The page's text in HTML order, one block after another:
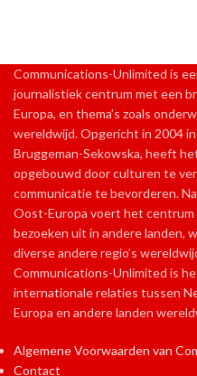
Communications-Unlimited is
journalistiek centrum met een
Europa, en thema’s zoals
wereldwijd. Opgericht in 2004
Bruggeman-Sekowska, heeft
opgebouwd door culturen te
communicatie te bevorderen.
Oost-Europa voert het
bezoeken uit in andere landen,
diverse andere regio’s
Communications-Unlimited is
internationale relaties tussen
Europa en andere landen
Algemene Voorwaarden van
Contact